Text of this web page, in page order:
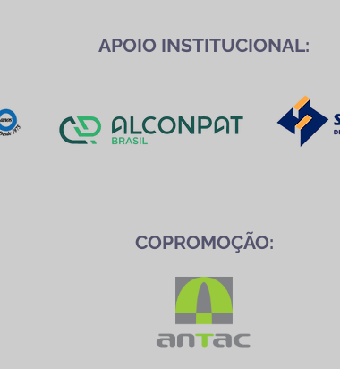
APOIO INSTITUCIONAL:
COPROMOÇÃO: